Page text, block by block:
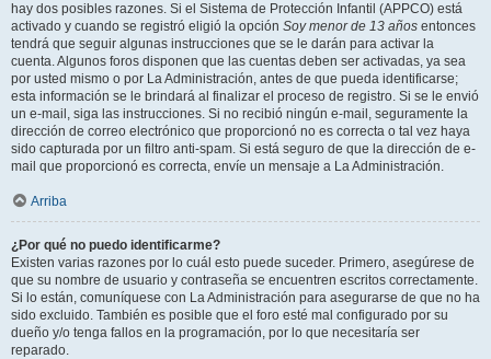
hay dos posibles razones. Si el Sistema de Protección Infantil (APPCO) está
activado y cuando se registró eligió la opción Soy menor de 13 años entonces
tendrá que seguir algunas instrucciones que se le darán para activar la
cuenta. Algunos foros disponen que las cuentas deben ser activadas, ya sea
por usted mismo o por La Administración, antes de que pueda identificarse;
esta información se le brindará al finalizar el proceso de registro. Si se le envió
un e-mail, siga las instrucciones. Si no recibió ningún e-mail, seguramente la
dirección de correo electrónico que proporcionó no es correcta o tal vez haya
sido capturada por un filtro anti-spam. Si está seguro de que la dirección de e-
mail que proporcionó es correcta, envíe un mensaje a La Administración.
Arriba
¿Por qué no puedo identificarme?
Existen varias razones por lo cuál esto puede suceder. Primero, asegúrese de
que su nombre de usuario y contraseña se encuentren escritos correctamente.
Si lo están, comuníquese con La Administración para asegurarse de que no ha
sido excluido. También es posible que el foro esté mal configurado por su
dueño y/o tenga fallos en la programación, por lo que necesitaría ser
reparado.